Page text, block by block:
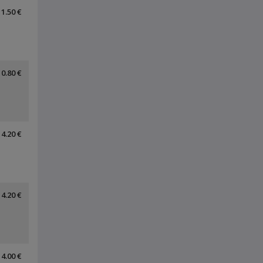
1.50 €
0.80 €
4.20 €
4.20 €
4.00 €